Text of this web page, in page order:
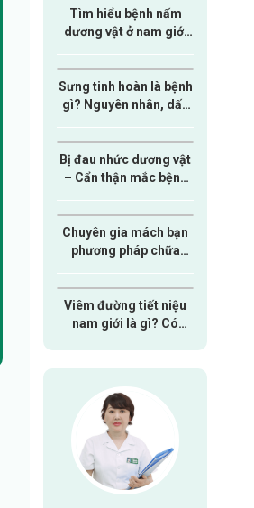
Tìm hiểu bệnh nấm
dương vật ở nam giới
Sưng tinh hoàn là bệnh
gì? Nguyên nhân, dấu
giới cần biết
Bị đau nhức dương vật
– Cẩn thận mắc bệnh
Chuyên gia mách bạn
phương pháp chữa
dành cho nam giới
Viêm đường tiết niệu
nam giới là gì? Có